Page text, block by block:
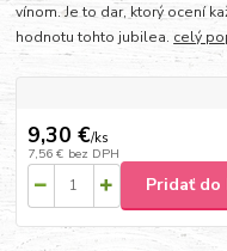
vínom. Je to dar, ktorý ocení
hodnotu tohto jubilea. celý
9,30 €/ks
7,56 € bez DPH
Pridať do